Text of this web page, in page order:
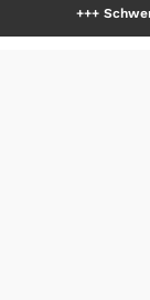
Schwere Seltene